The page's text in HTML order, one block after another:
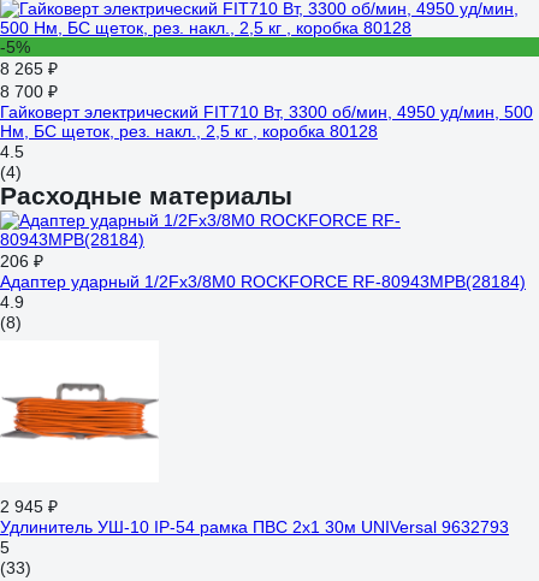
-5%
8 265 ₽
8 700 ₽
Гайковерт электрический FIT710 Вт, 3300 об/мин, 4950 уд/мин, 500
Нм, БС щеток, рез. накл., 2,5 кг , коробка 80128
4.5
(4)
Расходные материалы
206 ₽
Адаптер ударный 1/2Fх3/8M0 ROCKFORCE RF-80943MPB(28184)
4.9
(8)
2 945 ₽
Удлинитель УШ-10 IP-54 рамка ПВС 2x1 30м UNIVersal 9632793
5
(33)